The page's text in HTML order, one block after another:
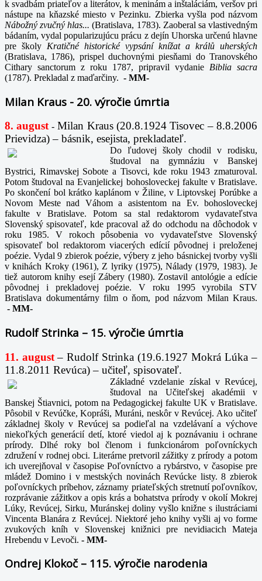
k svadbám priateľov a literátov, k meninám a inštaláciám, veršov pri
nástupe na kňazské miesto v Pezinku. Zbierka vyšla pod názvom
Nábožný zvučný hlas...(Bratislava, 1783). Zaoberal sa vlastivedným
bádaním, vydal popularizujúcu prácu z dejín Uhorska určenú hlavne
pre školy Kratičné historické vypsání knížat a králů uherských
(Bratislava, 1786), prispel duchovnými piesňami do Tranovského
Cithary sanctorum z roku 1787, pripravil vydanie Biblia sacra
(1787). Prekladal z maďarčiny. - MM-
Milan Kraus - 20. výročie úmrtia
8. august -Milan Kraus (20.8.1924 Tisovec – 8.8.2006
Prievidza) – básnik, esejista, prekladateľ.
Do ľudovej školy chodil v rodisku,
študoval na gymnáziu v Banskej
Bystrici, Rimavskej Sobote a Tisovci, kde roku 1943 zmaturoval.
Potom študoval na Evanjelickej bohosloveckej fakulte v Bratislave.
Po skončení bol krátko kaplánom v Žiline, v Liptovskej Porúbke a
Novom Meste nad Váhom a asistentom na Ev. bohosloveckej
fakulte v Bratislave. Potom sa stal redaktorom vydavateľstva
Slovenský spisovateľ, kde pracoval až do odchodu na dôchodok v
roku 1985. V rokoch pôsobenia vo vydavateľstve Slovenský
spisovateľ bol redaktorom viacerých edícií pôvodnej i preloženej
poézie. Vydal 9 zbierok poézie, výbery z jeho básnickej tvorby vyšli
v knihách Kroky (1961), Z lyriky (1975), Nálady (1979, 1983). Je
tiež autorom knihy esejí Zábery (1980). Zostavil antológie a edície
pôvodnej i prekladovej poézie. V roku 1995 vyrobila STV
Bratislava dokumentárny film o ňom, pod názvom Milan Kraus.
- MM-
Rudolf Strinka – 15. výročie úmrtia
11. august – Rudolf Strinka (19.6.1927 Mokrá Lúka –
11.8.2011 Revúca) – učiteľ, spisovateľ.
Základné vzdelanie získal v Revúcej,
študoval na Učiteľskej akadémii v
Banskej Štiavnici, potom na Pedagogickej fakulte UK v Bratislave.
Pôsobil v Revúčke, Kopráši, Muráni, neskôr v Revúcej. Ako učiteľ
základnej školy v Revúcej sa podieľal na vzdelávaní a výchove
niekoľkých generácií detí, ktoré viedol aj k poznávaniu i ochrane
prírody. Dlhé roky bol členom i funkcionárom poľovníckych
združení v rodnej obci. Literárne pretvoril zážitky z prírody a potom
ich uverejňoval v časopise Poľovníctvo a rybárstvo, v časopise pre
mládež Domino i v mestských novinách Revúcke listy. 8 zbierok
poľovníckych príbehov, záznamy priateľských stretnutí poľovníkov,
rozprávanie zážitkov a opis krás a bohatstva prírody v okolí Mokrej
Lúky, Revúcej, Sirku, Muránskej doliny vyšlo knižne s ilustráciami
Vincenta Blanára z Revúcej. Niektoré jeho knihy vyšli aj vo forme
zvukových kníh v Slovenskej knižnici pre nevidiacich Mateja
Hrebendu v Levoči. - MM-
Ondrej Klokoč – 115. výročie narodenia